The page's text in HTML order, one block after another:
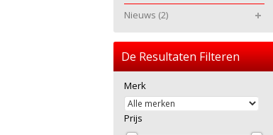
Nieuws (2)
De Resultaten Filteren
Merk
Prijs